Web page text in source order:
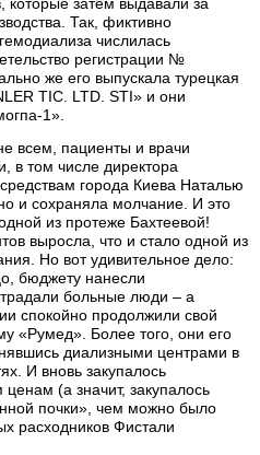
Так, фиктивно
числилась
регистрации №
же его выпускала турецкая
TIC. LTD. STI» и они
1».
всем, пациенты и врачи
в том числе директора
города Киева Наталью
и сохраняла молчание. И это
из протеже Бахтеевой!
выросла, что и стало одной из
Но вот удивительное дело:
бюджету нанесли
больные люди – а
спокойно продолжили свой
«Румед». Более того, они его
диализными центрами в
И вновь закупалось
(а значит, закупалось
почки», чем можно было
расходников Фистали